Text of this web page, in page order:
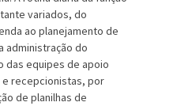
variados, do
ao planejamento de
administração do
das equipes de apoio
recepcionistas, por
de planilhas de